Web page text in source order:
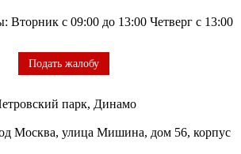
Вторник с 09:00 до 13:00 Четверг с 13:00
Подать жалобу
парк, Динамо
Москва, улица Мишина, дом 56, корпус